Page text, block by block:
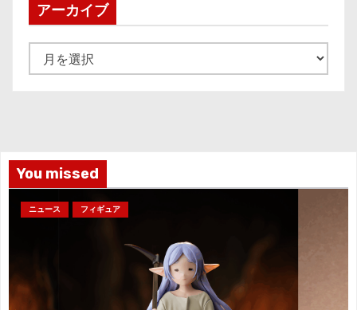
アーカイブ
ー
You missed
ニュース フィギュア